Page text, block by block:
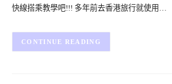
快線搭乘教學吧!!! 多年前去香港旅行就使用…
CONTINUE READING